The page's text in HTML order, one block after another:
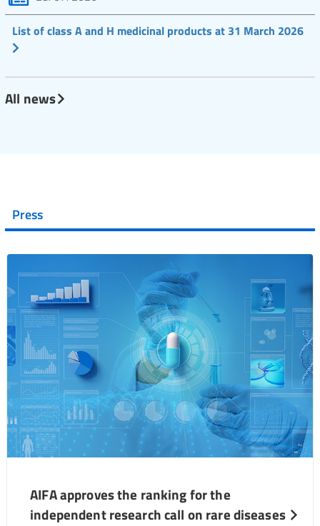
List of class A and H medicinal products at 31 March 2026
All news
Press
AIFA approves the ranking for the
independent research call on rare diseases